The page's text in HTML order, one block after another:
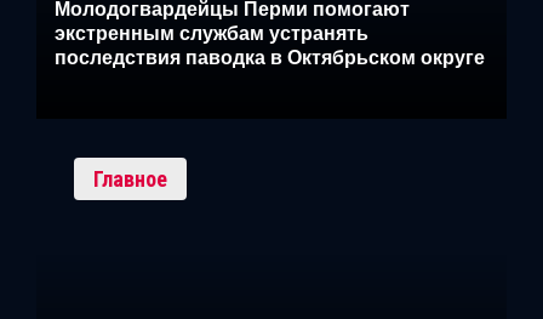
Молодогвардейцы Перми помогают
экстренным службам устранять
последствия паводка в Октябрьском округе
Главное